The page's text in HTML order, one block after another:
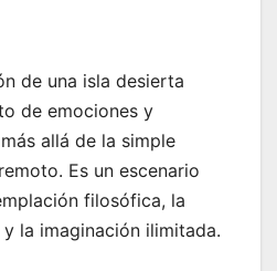
de una isla desierta
de emociones y
allá de la simple
Es un escenario
filosófica, la
la imaginación ilimitada.